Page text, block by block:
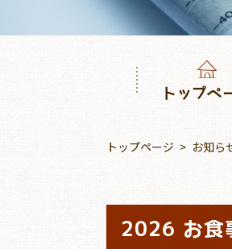
トップペ
トップページ お知ら
2026 お食